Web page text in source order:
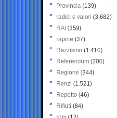
Provincia (139)
radici e valori (3.682)
RAI (359)
rapine (37)
Razzismo (1.410)
Referendum (200)
Regione (344)
Renzi (1.521)
Repetto (46)
Rifiuti (84)